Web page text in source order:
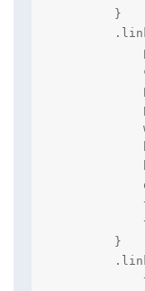
        }
        }